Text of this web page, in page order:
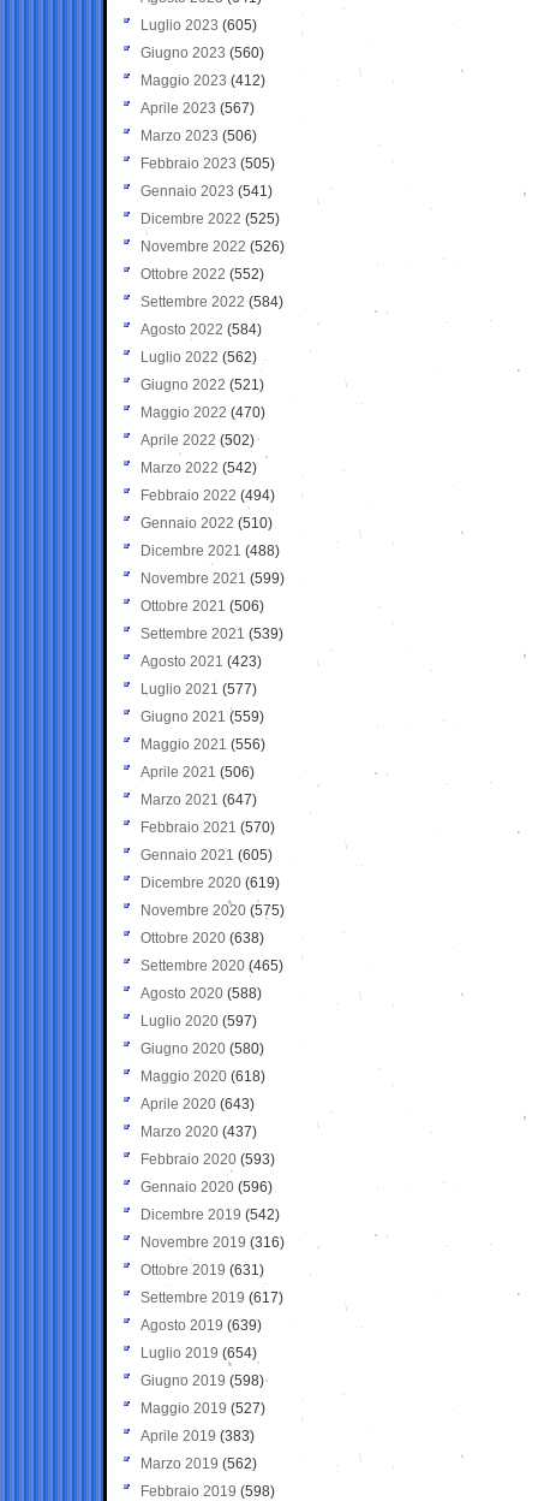
Luglio 2023 (605)
Giugno 2023 (560)
Maggio 2023 (412)
Aprile 2023 (567)
Marzo 2023 (506)
Febbraio 2023 (505)
Gennaio 2023 (541)
Dicembre 2022 (525)
Novembre 2022 (526)
Ottobre 2022 (552)
Settembre 2022 (584)
Agosto 2022 (584)
Luglio 2022 (562)
Giugno 2022 (521)
Maggio 2022 (470)
Aprile 2022 (502)
Marzo 2022 (542)
Febbraio 2022 (494)
Gennaio 2022 (510)
Dicembre 2021 (488)
Novembre 2021 (599)
Ottobre 2021 (506)
Settembre 2021 (539)
Agosto 2021 (423)
Luglio 2021 (577)
Giugno 2021(559)
Maggio 2021 (556)
Aprile 2021 (506)
Marzo 2021 (647)
Febbraio 2021 (570)
Gennaio 2021 (605)
Dicembre 2020 (619)
Novembre 2020 (575)
Ottobre 2020 (638)
Settembre 2020(465)
Agosto 2020 (588)
Luglio 2020 (597)
Giugno 2020 (580)
Maggio 2020 (618)
Aprile 2020 (643)
Marzo 2020 (437)
Febbraio 2020 (593)
Gennaio 2020 (596)
Dicembre 2019 (542)
Novembre 2019 (316)
Ottobre 2019 (631)
Settembre 2019 (617)
Agosto 2019 (639)
Luglio 2019 (654)
Giugno 2019 (598)
Maggio 2019 (527)
Aprile 2019 (383)
Marzo 2019 (562)
Febbraio 2019 (598)